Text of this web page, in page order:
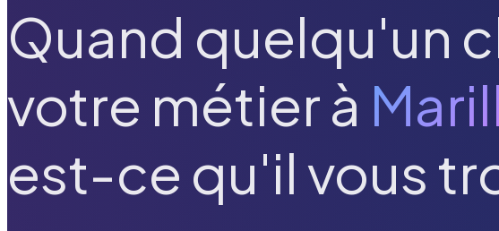
Quand quelqu'un
votre métier à
est-ce qu'il vous